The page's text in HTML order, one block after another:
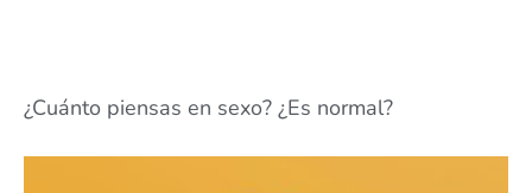
¿Cuánto piensas en sexo? ¿Es normal?